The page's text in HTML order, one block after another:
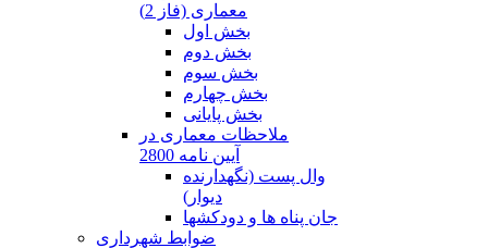
معماری (فاز 2)
بخش اول
بخش دوم
بخش سوم
بخش چهارم
بخش پایانی
ملاحظات معماری در
آیین نامه 2800
وال پست (نگهدارنده
دیوار)
جان پناه ها و دودکشها
ضوابط شهرداری